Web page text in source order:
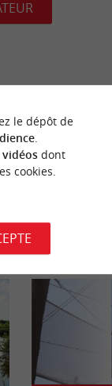
BY-NC-ND 4.0
VOUS
le dépôt de
.
vidéosdont
cookies.